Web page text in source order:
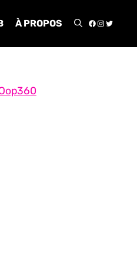
À PROPOS